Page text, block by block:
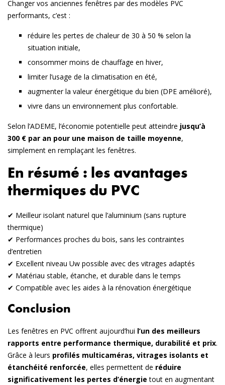
Changer vos anciennes fenêtres par des modèles PVC
performants, c’est :
réduire les pertes de chaleur de 30 à 50 % selon la
situation initiale,
consommer moins de chauffage en hiver,
limiter l’usage de la climatisation en été,
augmenter la valeur énergétique du bien (DPE amélioré),
vivre dans un environnement plus confortable.
Selon l’ADEME, l’économie potentielle peut atteindre jusqu’à
300 € par an pour une maison de taille moyenne,
simplement en remplaçant les fenêtres.
En résumé : les avantages
thermiques du PVC
✔ Meilleur isolant naturel que l’aluminium (sans rupture
thermique)
✔ Performances proches du bois, sans les contraintes
d’entretien
✔ Excellent niveau Uw possible avec des vitrages adaptés
✔ Matériau stable, étanche, et durable dans le temps
✔ Compatible avec les aides à la rénovation énergétique
Conclusion
Les fenêtres en PVC offrent aujourd’hui l’un des meilleurs
rapports entre performance thermique, durabilité et prix.
Grâce à leurs profilés multicaméras, vitrages isolants et
étanchéité renforcée, elles permettent de réduire
significativement les pertes d’énergie tout en augmentant